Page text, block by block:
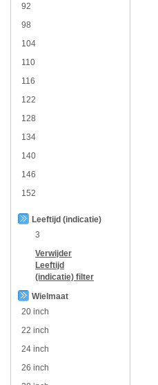
92
98
104
110
116
122
128
134
140
146
152
Leeftijd (indicatie)
3
Verwijder
Leeftijd
(indicatie) filter
Wielmaat
20 inch
22 inch
24 inch
26 inch